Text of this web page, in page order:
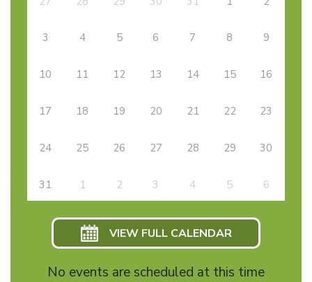
3 4 5 6 7 8 9
10 11 12 13 14 15 16
17 18 19 20 21 22 23
24 25 26 27 28 29 30
31 1 2 3 4 5 6
VIEW FULL CALENDAR
No events are scheduled at this time